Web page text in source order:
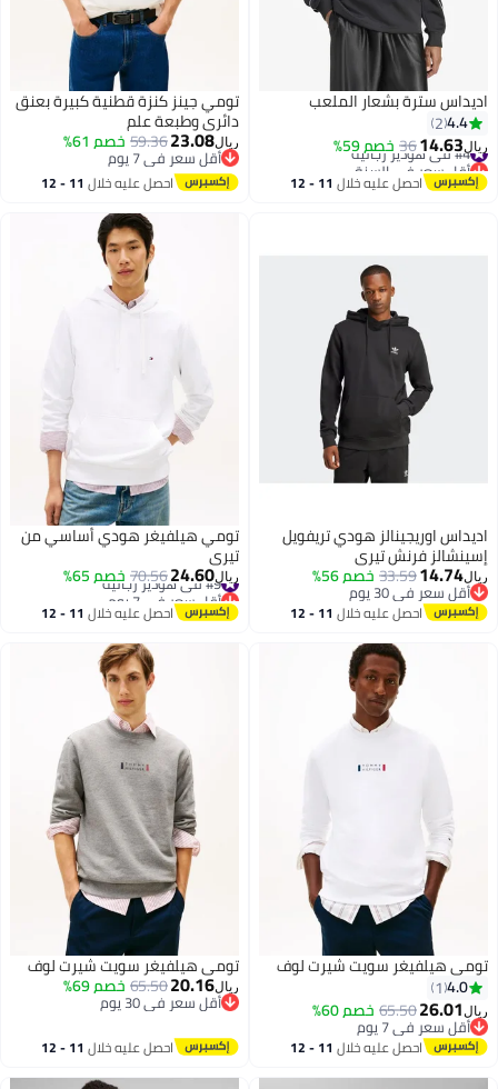
4
اديداس سترة بشعار الملعب
4.4
2
ريال14.63
36 خصم 59% #4 في هوديز رجالية
أقل سعر في السنة
#4 في هوديز رجالية احصل عليه خلال 11 - 12
تومي جينز كنزة قطنية كبيرة بعنق
دائري وطبعة علم
ريال23.08
59.36خصم 61%
أقل سعر في 7 يوم
أقل سعر في 7 يوماحصل عليه خلال 11 - 12
اديداس اوريجينالز هودي تريفويل
إسينشالز فرنش تيري
ريال14.74
33.59خصم 56%
أقل سعر في 30 يوم
أقل سعر في 30 يوماحصل عليه خلال 11 - 12
تومي هيلفيغر هودي أساسي من
تيري
ريال24.60
70.56خصم 65% #9 في هوديز رجالية
أقل سعر في 7 يوم
#9 في هوديز رجالية احصل عليه خلال 11 - 12
تومي هيلفيغر سويت شيرت لوف
4.0
1
ريال 26.01
65.50خصم 60%
أقل سعر في 7 يوم
أقل سعر في 7 يوماحصل عليه خلال 11 - 12
تومي هيلفيغر سويت شيرت لوف
ريال20.16
65.50خصم 69%
أقل سعر في 30 يوم
أقل سعر في 30 يوم
احصل عليه خلال 11 - 12